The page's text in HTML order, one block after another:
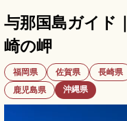
与那国島ガイド
崎の岬
福岡県 佐賀県 長崎県
鹿児島県
沖縄県